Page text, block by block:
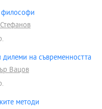
философи
на съвременността
Вацов
методи